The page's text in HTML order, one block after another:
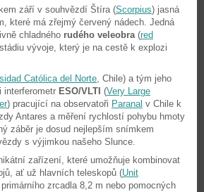
září v souhvězdí Štíra (Scorpius) jasná
které má zřejmý červený nádech. Jedná
chladného rudého veleobra(red
vývoje, který je na cestě k explozi
Católica del Norte, Chile) a tým jeho
interferometr ESO/VLTI (Very Large
) pracující na observatoři Paranal v Chile k
Antares a měření rychlostí pohybu hmoty
záběr je dosud nejlepším snímkem
s výjimkou našeho Slunce.
zařízení, které umožňuje kombinovat
ať už hlavních teleskopů (Unit
zrcadla 8,2 m nebo pomocných